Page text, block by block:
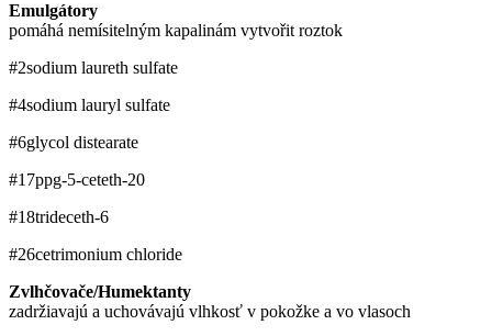
Emulgátory
pomáhá nemísitelným kapalinám vytvořit roztok
#2sodium laureth sulfate
#4sodium lauryl sulfate
#6glycol distearate
#17ppg-5-ceteth-20
#18trideceth-6
#26cetrimonium chloride
Zvlhčovače/Humektanty
zadržiavajú a uchovávajú vlhkosť v pokožke a vo vlasoch